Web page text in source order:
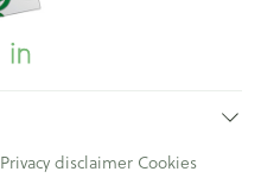
Privacy disclaimer Cookies